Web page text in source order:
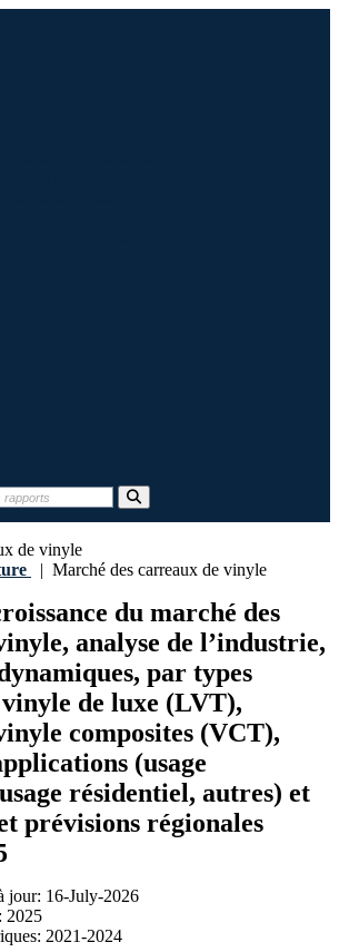
| Marché des carreaux de vinyle
du marché des
analyse de l’industrie,
par types
de luxe (LVT),
composites (VCT),
(usage
résidentiel, autres) et
prévisions régionales
jour: 16-July-2026
2025
2021-2024